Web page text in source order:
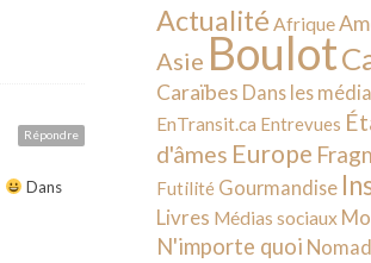
Répondre
Dans
Actualité Afrique
Asie Boulot
Caraïbes Dans les
EnTransit.ca Entrevues
d'âmes Europe
Futilité Gourmandise
Livres Médias sociaux
N'importe quoi